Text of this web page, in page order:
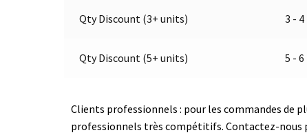
Jokon
Qty Discount (3+ units) 3 - 4
Qty Discount (5+ units) 5 - 6
Clients professionnels : pour les commandes de
professionnels très compétitifs. Contactez-nous